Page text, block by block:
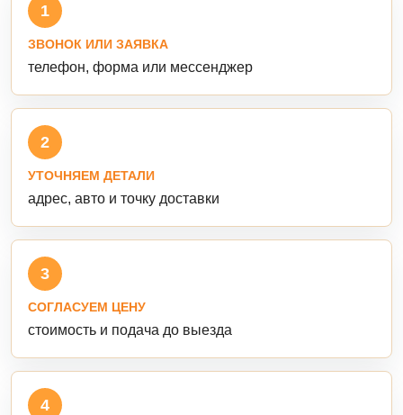
1
ЗВОНОК ИЛИ ЗАЯВКА
телефон, форма или мессенджер
2
УТОЧНЯЕМ ДЕТАЛИ
адрес, авто и точку доставки
3
СОГЛАСУЕМ ЦЕНУ
стоимость и подача до выезда
4